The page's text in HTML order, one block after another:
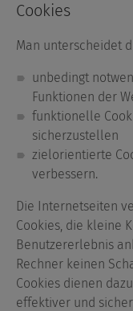
Cookies
Man unterscheidet
unbedingt
Funktionen der
funktionelle
sicherzustellen
zielorientierte
verbessern.
Die Internetseiten
Cookies, die kleine
Benutzererlebnis
Rechner keinen
Cookies dienen
effektiver und